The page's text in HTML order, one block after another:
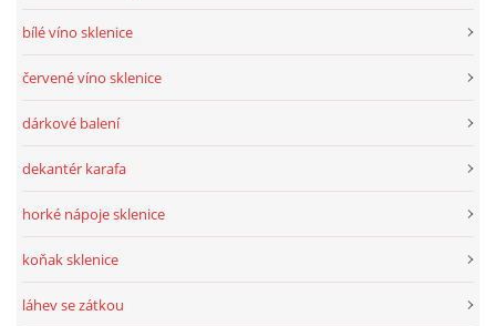
bílé víno sklenice
červené víno sklenice
dárkové balení
dekantér karafa
horké nápoje sklenice
koňak sklenice
láhev se zátkou